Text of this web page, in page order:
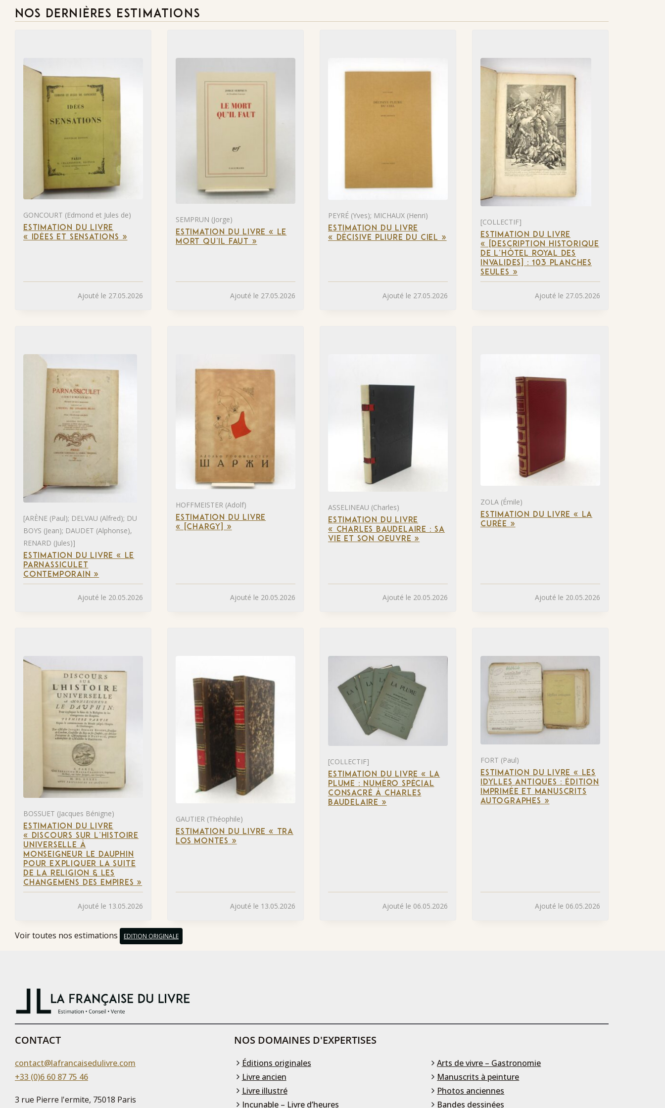
NOS DERNIÈRES ESTIMATIONS
GONCOURT (Edmond et Jules de)
ESTIMATION DU LIVRE
« IDÉES ET SENSATIONS »
Ajouté le 27.05.2026
SEMPRUN (Jorge)
ESTIMATION DU LIVRE « LE
MORT QU’IL FAUT »
Ajouté le 27.05.2026
PEYRÉ (Yves); MICHAUX (Henri)
ESTIMATION DU LIVRE
« DÉCISIVE PLIURE DU CIEL »
Ajouté le 27.05.2026
[COLLECTIF]
ESTIMATION DU LIVRE
« [DESCRIPTION HISTORIQUE
DE L’HÔTEL ROYAL DES
INVALIDES] : 103 PLANCHES
SEULES »
Ajouté le 27.05.2026
[ARÈNE (Paul); DELVAU (Alfred); DU
BOYS (Jean); DAUDET (Alphonse),
RENARD (Jules)]
ESTIMATION DU LIVRE « LE
PARNASSICULET
CONTEMPORAIN »
Ajouté le 20.05.2026
HOFFMEISTER (Adolf)
ESTIMATION DU LIVRE
« [CHARGY] »
Ajouté le 20.05.2026
ASSELINEAU (Charles)
ESTIMATION DU LIVRE
« CHARLES BAUDELAIRE : SA
VIE ET SON OEUVRE »
Ajouté le 20.05.2026
ZOLA (Émile)
ESTIMATION DU LIVRE « LA
CURÉE »
Ajouté le 20.05.2026
BOSSUET (Jacques Bénigne)
ESTIMATION DU LIVRE
« DISCOURS SUR L’HISTOIRE
UNIVERSELLE À
MONSEIGNEUR LE DAUPHIN
POUR EXPLIQUER LA SUITE
DE LA RELIGION & LES
CHANGEMENS DES EMPIRES »
Ajouté le 13.05.2026
GAUTIER (Théophile)
ESTIMATION DU LIVRE « TRA
LOS MONTES »
Ajouté le 13.05.2026
[COLLECTIF]
ESTIMATION DU LIVRE « LA
PLUME : NUMÉRO SPÉCIAL
CONSACRÉ À CHARLES
BAUDELAIRE »
Ajouté le 06.05.2026
FORT (Paul)
ESTIMATION DU LIVRE « LES
IDYLLES ANTIQUES : ÉDITION
IMPRIMÉE ET MANUSCRITS
AUTOGRAPHES »
Ajouté le 06.05.2026
Voir toutes nos estimations EDITION ORIGINALE
CONTACT
contact@lafrancaisedulivre.com
+33 (0)6 60 87 75 46
3 rue Pierre l'ermite, 75018 Paris
NOS DOMAINES D'EXPERTISES
Éditions originales
Livre ancien
Livre illustré
Incunable – Livre d’heures
Arts de vivre – Gastronomie
Manuscrits à peinture
Photos anciennes
Bandes dessinées